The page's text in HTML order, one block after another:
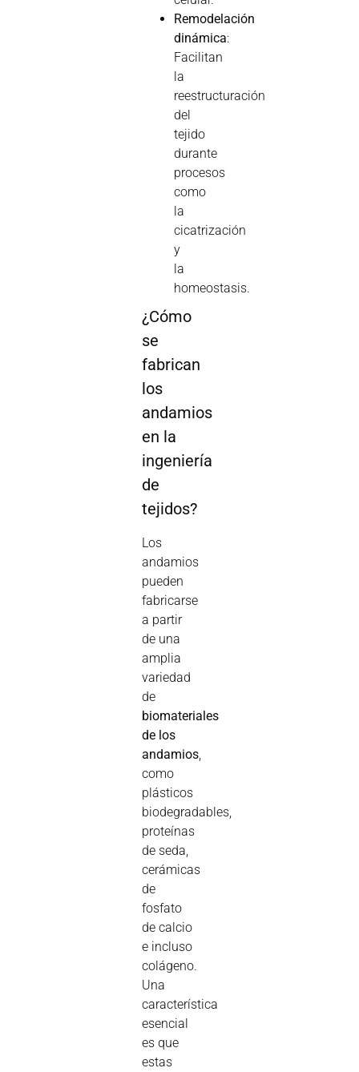
Remodelación
dinámica:
Facilitan
la
reestructuración
del
tejido
durante
procesos
como
la
cicatrización
y
la
homeostasis.
¿Cómo
se
fabrican
los
andamios
en la
ingeniería
de
tejidos?
Los
andamios
pueden
fabricarse
a partir
de una
amplia
variedad
de
biomateriales
de los
andamios
como
plásticos
biodegradables,
proteínas
de seda,
cerámicas
de
fosfato
de calcio
e incluso
colágeno.
Una
característica
esencial
es que
estas